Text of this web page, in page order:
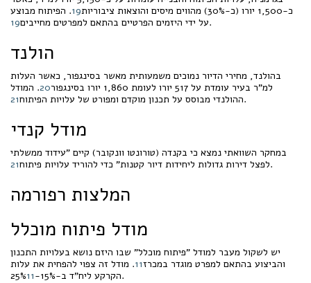
כ-1,500 יורו (כ-30%) מהווים מיסים והוצאות ציבוריות
19. הפיתוח מבוצע
על ידי היזמים הפרטיים בהתאם למפרטים מחייבים19 .
הולנד
בהולנד, מחירי הדיור נמוכים משמעותית מאשר בסינגפור, כאשר העלות
למ"ר בעיר עומדת על 517 יורו לעומת 1,860 יורו בסינגפור
20. המודל
ההולנדי מבוסס על תכנון מוקדם ומפורט של עלויות הפיתוח21 .
מודל קנדי
במחקר השוואתי נמצא כי בקנדה (טורונטו וונקובר) קיים "עידוד ממשלתי
לפצל דירות גדולות ליחידות דיור קטנות" כדי להוריד עלויות פיתוח21 .
המלצות רפורמה
מודל פיתוח מוכלל
יש לשקול מעבר למודל "פיתוח מוכלל" שבו היזם נושא בעלויות התכנון
והביצוע בהתאם למפרט מוגדר במכרז11. מודל זה צפוי להפחית את עלות
הקרקע ליח"ד ב-15%-25%
11 .